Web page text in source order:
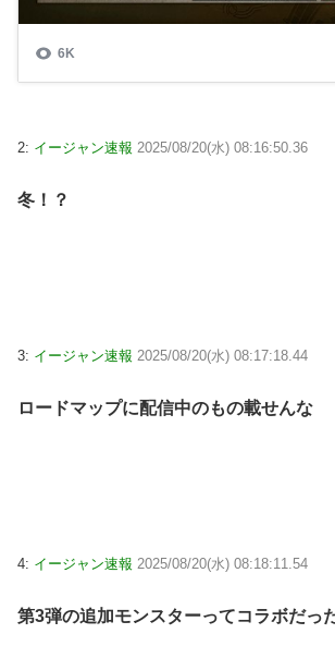
2: イージャン速報 2025/08/20(水) 08:16:50.36
冬！？
3: イージャン速報 2025/08/20(水) 08:17:18.44
ロードマップに配信中のもの載せんな
4: イージャン速報 2025/08/20(水) 08:18:11.54
第3弾の追加モンスターってコラボだっ